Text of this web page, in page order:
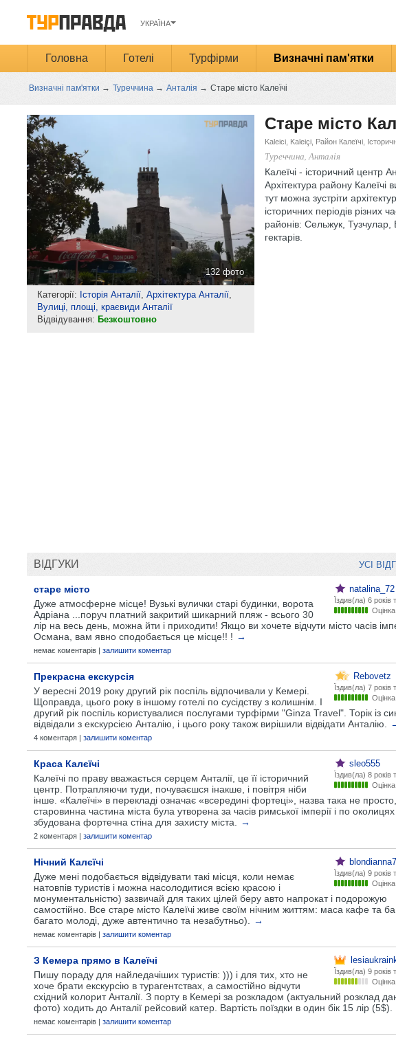
УКРАЇНА
Головна Готелі Турфірми Визначні пам'ятки
Визначні пам'ятки → Туреччина → Анталія → Старе місто Калеїчі
132 фото
Категорії: Історія Анталії, Архітектура Анталії,
Вулиці, площі, краєвиди Анталії
Відвідування: Безкоштовно
Старе місто
Kaleici, Kaleiçi, Район Калеїчі,
Туреччина, Анталія
Калеїчі - історичний центр
Архітектура району Калеїчі
тут можна зустріти
історичних періодів різних
районів: Сельжук,
гектарів.
ВІДГУКИ УСІ
natalina_72
Їздив(ла) 6 років
старе місто
Дуже атмосферне місце! Вузькі вулички старі будинки, ворота
Адріана ...поруч платний закритий шикарний пляж - всього 30
лір на весь день, можна йти і приходити! Якщо ви хочете відчути місто часів
Османа, вам явно сподобається це місце!! ! →
немає коментарів | залишити коментар
Rebovetz
Їздив(ла) 7 років
Прекрасна екскурсія
У вересні 2019 року другий рік поспіль відпочивали у Кемері.
Щоправда, цього року в іншому готелі по сусідству з колишнім. І
другий рік поспіль користувалися послугами турфірми "Ginza Travel". Торік із
відвідали з екскурсією Анталію, і цього року також вирішили відвідати Анталію.
4 коментаря | залишити коментар
sleo555
Їздив(ла) 8 років
Краса Калєїчі
Калеїчі по праву вважається серцем Анталії, це її історичний
центр. Потрапляючи туди, почуваєшся інакше, і повітря ніби
інше. «Калеїчі» в перекладі означає «всередині фортеці», назва така не
старовинна частина міста була утворена за часів римської імперії і по
збудована фортечна стіна для захисту міста.
→
2 коментаря | залишити коментар
Їздив(ла) 9 років
Нічний Калєїчі
Дуже мені подобається відвідувати такі місця, коли немає
натовпів туристів і можна насолодитися всією красою і
монументальністю) зазвичай для таких цілей беру авто напрокат і подорожую
самостійно. Все старе місто Калеїчі живе своїм нічним життям: маса кафе та
багато молоді, дуже автентично та незабутньо).
→
немає коментарів | залишити коментар
Їздив(ла) 9 років
З Кемера прямо в Калеїчі
Пишу пораду для найледачіших туристів: ))) і для тих, хто не
хоче брати екскурсію в турагентствах, а самостійно відчути
східний колорит Анталії. З порту в Кемері за розкладом (актуальний розклад
фото) ходить до Анталії рейсовий катер. Вартість поїздки в один бік 15 лір (5$).
немає коментарів | залишити коментар